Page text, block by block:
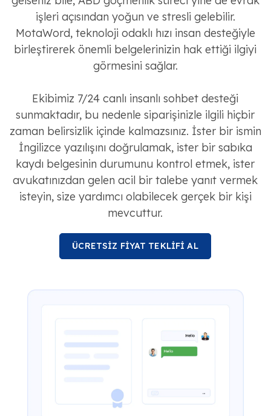
işleri açısından yoğun ve stresli gelebilir.
MotaWord, teknoloji odaklı hızı insan desteğiyle
birleştirerek önemli belgelerinizin hak ettiği ilgiyi
görmesini sağlar.
Ekibimiz 7/24 canlı insanlı sohbet desteği
sunmaktadır, bu nedenle siparişinizle ilgili hiçbir
zaman belirsizlik içinde kalmazsınız. İster bir ismin
İngilizce yazılışını doğrulamak, ister bir sabıka
kaydı belgesinin durumunu kontrol etmek, ister
avukatınızdan gelen acil bir talebe yanıt vermek
isteyin, size yardımcı olabilecek gerçek bir kişi
mevcuttur.
ÜCRETSİZ FİYAT TEKLİFİ AL